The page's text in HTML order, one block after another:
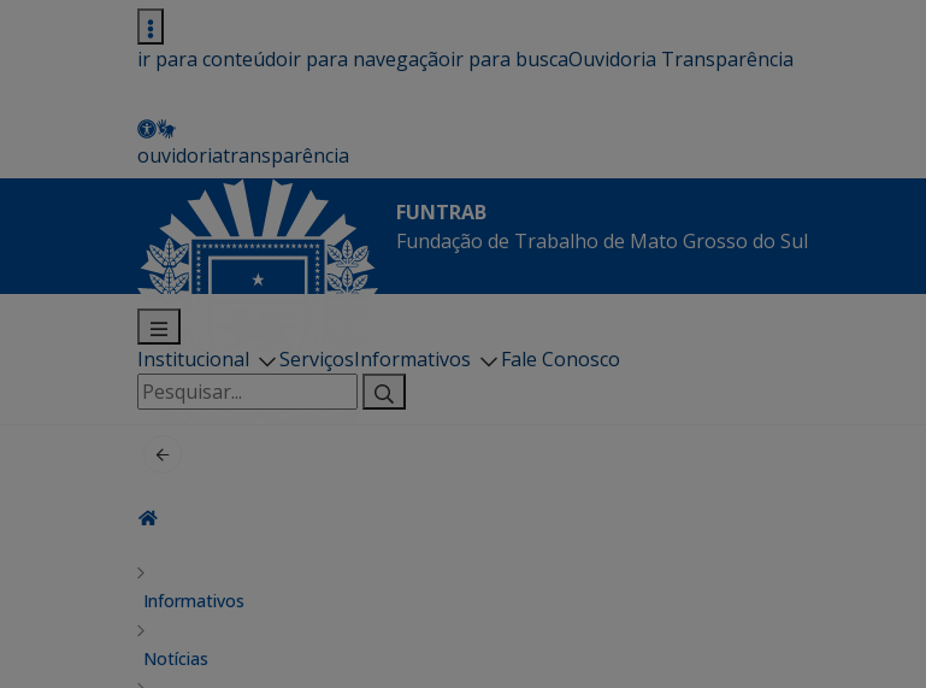
ir para conteúdoir para navegaçãoir para buscaOuvidoria Transparência
ouvidoriatransparência
FUNTRAB
Fundação de Trabalho de Mato Grosso do Sul
Institucional ServiçosInformativos
Fale Conosco
Pesquisar
por:
Informativos
Notícias